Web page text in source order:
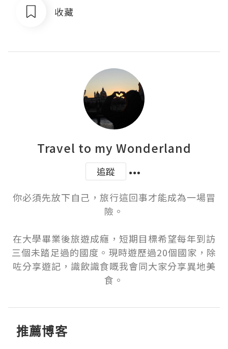
收藏
Travel to my Wonderland
追蹤
你必須先放下自己，旅行這回事才能成為一場冒
險。
在大學畢業後旅遊成癮，短期目標希望每年到訪
三個未踏足過的國度。現時遊歷過20個國家，除
咗分享遊記，識飲識食嘅我會同大家分享異地美
食。
推薦博客